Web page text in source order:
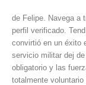
de Felipe. Navega a
perfil verificado.
convirtió en un éxito
servicio militar dej de
obligatorio y las
totalmente